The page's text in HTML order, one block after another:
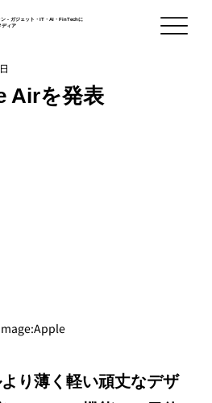
ン - ガジェット・IT・AI・FinTechに
ディア
Airを発表
り薄く軽い頑丈なデザ